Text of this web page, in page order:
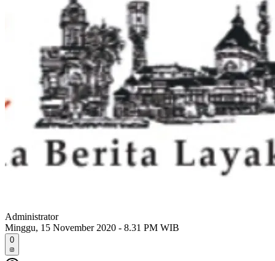
Administrator
Minggu, 15 November 2020 - 8.31 PM WIB
0